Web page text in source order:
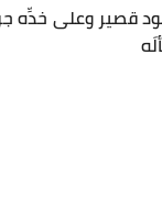
قصير وعلى خدِّه